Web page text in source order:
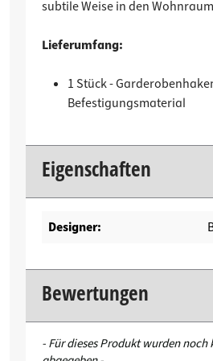
subtile Weise in den
Lieferumfang:
1 Stück -
Befestigungsmaterial
Eigenschaften
Designer:
Bewertungen
- Für dieses Produkt wurden
New content loaded